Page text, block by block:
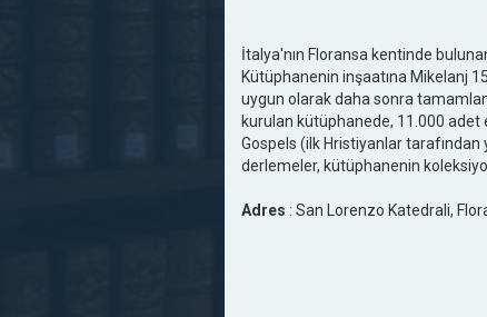
İtalya'nın Floransa kentinde
Kütüphanenin inşaatına Mikelanj
uygun olarak daha sonra
kurulan kütüphanede, 11.000 adet
Gospels (ilk Hristiyanlar
derlemeler, kütüphanenin
Adres : San Lorenzo Katedrali,